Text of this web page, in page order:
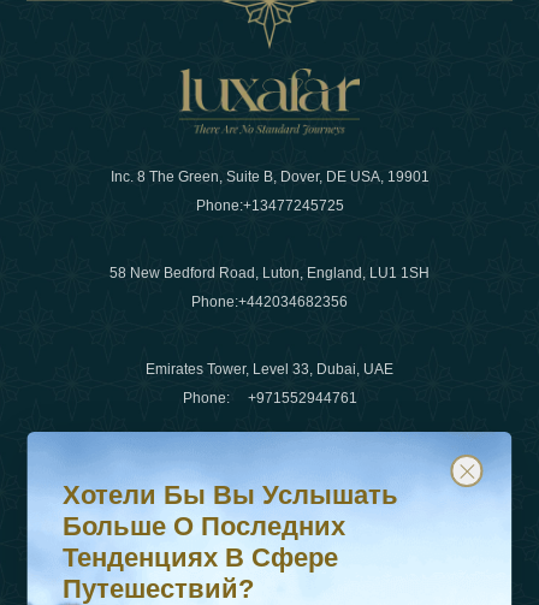
Inc. 8 The Green, Suite B, Dover, DE USA, 19901
Phone:+13477245725
58 New Bedford Road, Luton, England, LU1 1SH
Phone:+442034682356
Emirates Tower, Level 33, Dubai, UAE
Phone: +971552944761
WhatsApp Нет :+442034682356
+971552944761
Хотели бы вы услышать больше о последних
Подпишитесь на нашу рассылку и будьте в курсе
Хотели Бы Вы Услышать
Больше О Последних
Тенденциях В Сфере
Путешествий?